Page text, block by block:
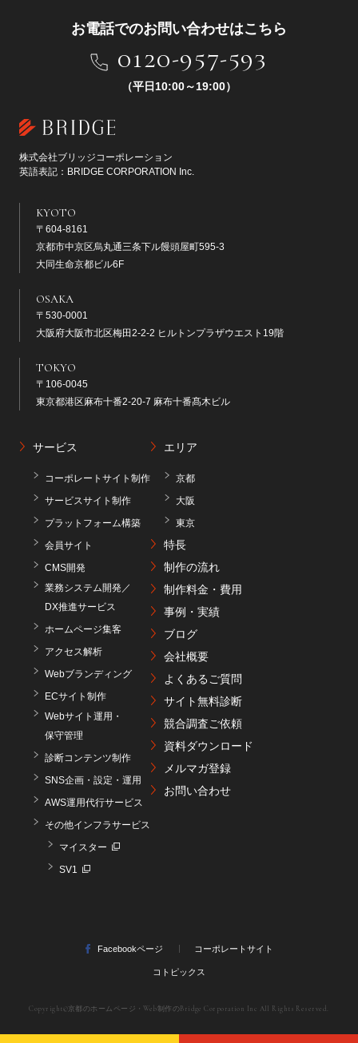
お電話でのお問い合わせはこちら
0120-957-593
（平日10:00～19:00）
株式会社ブリッジコーポレーション
英語表記：BRIDGE CORPORATION Inc.
KYOTO
〒604-8161
京都市中京区烏丸通三条下ル饅頭屋町595-3
大同生命京都ビル6F
OSAKA
〒530-0001
大阪府大阪市北区梅田2-2-2 ヒルトンプラザウエスト19階
TOKYO
〒106-0045
東京都港区麻布十番2-20-7 麻布十番髙木ビル
サービス
コーポレートサイト制作
サービスサイト制作
プラットフォーム構築
会員サイト
CMS開発
業務システム開発／
DX推進サービス
ホームページ集客
アクセス解析
Webブランディング
ECサイト制作
Webサイト運用・
保守管理
診断コンテンツ制作
SNS企画・設定・運用
AWS運用代行サービス
その他インフラサービス
マイスター
SV1
エリア
京都
大阪
東京
特長
制作の流れ
制作料金・費用
事例・実績
ブログ
会社概要
よくあるご質問
サイト無料診断
競合調査ご依頼
資料ダウンロード
メルマガ登録
お問い合わせ
Facebookページ コーポレートサイト
コトピックス
Copyright©京都のホームページ・Web制作のBridge Corporation Inc All Rights Reserved.